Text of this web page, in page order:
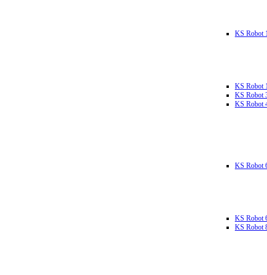
KS Robot
KS Robot
KS Robot
KS Robot
KS Robot
KS Robot
KS Robot